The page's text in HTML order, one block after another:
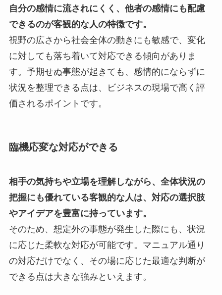
自分の感情に流されにくく、他者の感情にも配慮
できるのが客観的な人の特徴です。
視野の広さから社会全体の動きにも敏感で、変化
に対しても落ち着いて対応できる傾向がありま
す。予期せぬ事態が起きても、感情的にならずに
状況を整理できる点は、ビジネスの現場で高く評
価されるポイントです。
臨機応変な対応ができる
相手の気持ちや立場を理解しながら、全体状況の
把握にも優れている客観的な人は、対応の選択肢
やアイデアを豊富に持っています。
そのため、想定外の事態が発生した際にも、状況
に応じた柔軟な対応が可能です。マニュアル通り
の対応だけでなく、その場に応じた最適な判断が
できる点は大きな強みといえます。